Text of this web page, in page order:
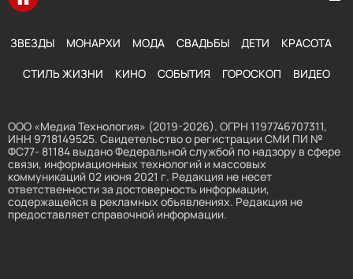
ЗВЕЗДЫ МОНАРХИ МОДА СВАДЬБЫ ДЕТИ КРАСОТА
СТИЛЬ ЖИЗНИ КИНО СОБЫТИЯ ГОРОСКОП ВИДЕО
ООО «Медиа Технология» (2019-2026). ОГРН 1197746707311,
ИНН 9718149525. Свидетельство о регистрации СМИ ПИ №
ФС77- 81184 выдано Федеральной службой по надзору в сфере
связи, информационных технологий и массовых
коммуникаций 02 июня 2021 г. Редакция не несет
ответственности за достоверность информации,
содержащейся в рекламных объявлениях. Редакция не
предоставляет справочной информации.